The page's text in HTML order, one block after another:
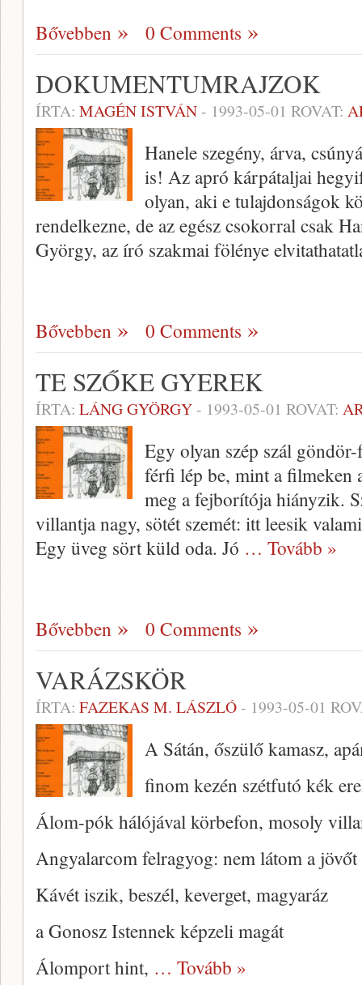
Bővebben 0 Comments
DOKUMENTUMRAJZOK
ÍRTA: MAGÉN ISTVÁN- 1993-05-01 ROVAT:
Hanele szegény, árva,
is! Az apró kárpátaljai
olyan, aki e tulajdonságok
rendelkezne, de az egész csokorral csak
György, az író szakmai fölénye
Bővebben 0 Comments
TE SZŐKE GYEREK
ÍRTA: LÁNG GYÖRGY- 1993-05-01 ROVAT:
Egy olyan szép szál
férfi lép be, mint a filmeken
meg a fejborítója hiányzik.
villantja nagy, sötét szemét: itt leesik
Egy üveg sört küld oda. Jó … Tovább »
Bővebben 0 Comments
VARÁZSKÖR
ÍRTA: FAZEKAS M. LÁSZLÓ- 1993-05-01
A Sátán, őszülő kamasz,
finom kezén szétfutó kék
Álom-pók hálójával körbefon, mosoly
Angyalarcom felragyog: nem látom a jövőt
Kávét iszik, beszél, keverget, magyaráz
a Gonosz Istennek képzeli magát
Álomport hint, … Tovább »